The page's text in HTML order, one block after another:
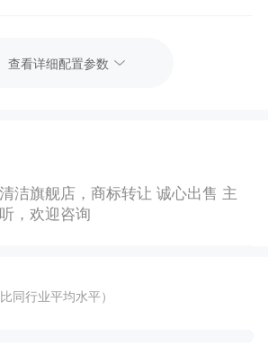
查看详细配置参数
洁旗舰店，商标转让 诚心出售 主
，欢迎咨询
比同行业平均水平）